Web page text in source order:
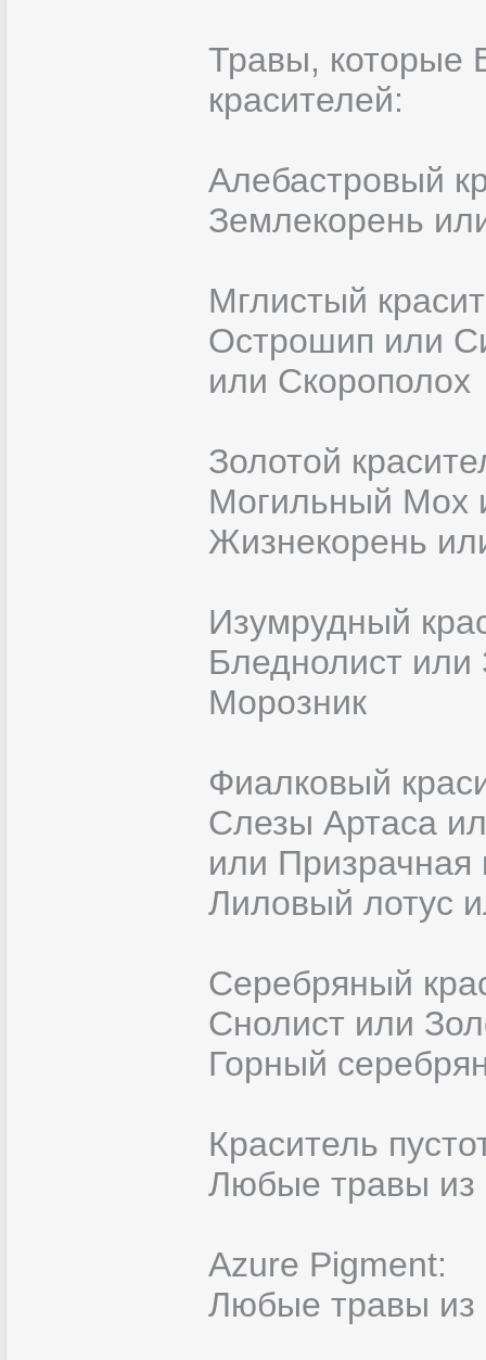
Травы, которые
красителей:
Алебастровый
Землекорень
Мглистый
Острошип или
или Скорополох
Золотой
Могильный Мох
Жизнекорень
Изумрудный
Бледнолист или
Морозник
Фиалковый
Слезы Артаса
или Призрачная
Лиловый лотус
Серебряный
Снолист или
Горный
Краситель
Любые травы из
Azure Pigment:
Любые травы из